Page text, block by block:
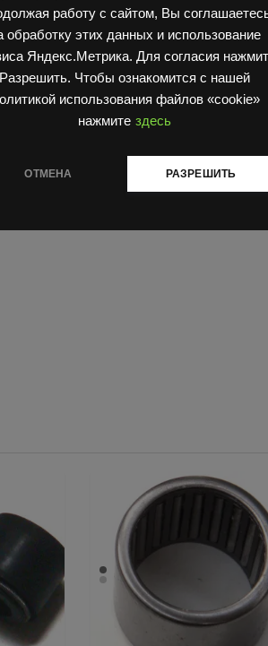
работу с сайтом, Вы
обработку этих данных и использование
Яндекс.Метрика. Для согласия
Разрешить. Чтобы ознакомится с нашей
использования файлов «cookie»
нажмите здесь
ОТМЕНА РАЗРЕШИТЬ
687/
ЕВ
717
/
Цилиндр
погрузчика
01).